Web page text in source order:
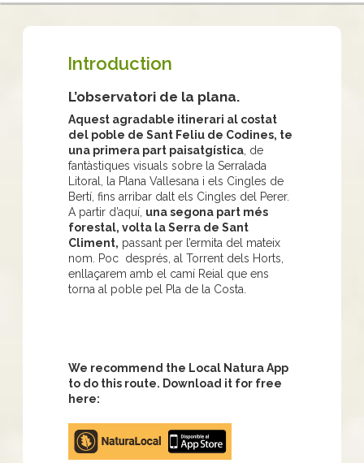
Introduction
L’observatori de la plana.
Aquest agradable itinerari al costat
del poble de Sant Feliu de Codines, te
una primera part paisatgística, de
fantàstiques visuals sobre la Serralada
Litoral, la Plana Vallesana i els Cingles de
Bertí, fins arribar dalt els Cingles del Perer.
A partir d’aquí, una segona part més
forestal, volta la Serra de Sant
Climent, passant per l’ermita del mateix
nom. Poc després, al Torrent dels Horts,
enllaçarem amb el camí Reial que ens
torna al poble pel Pla de la Costa.
We recommend the Local Natura App
to do this route. Download it for free
here:
Apple
store